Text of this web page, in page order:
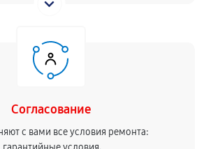
Согласование
с вами все условия ремонта: